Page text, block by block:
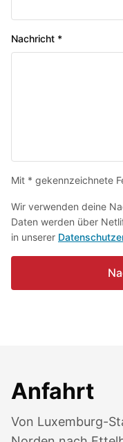
Nachricht *
Mit * gekennzeichnete
Wir verwenden deine
Daten werden über
in unserer
Anfahrt
Von Luxemburg-